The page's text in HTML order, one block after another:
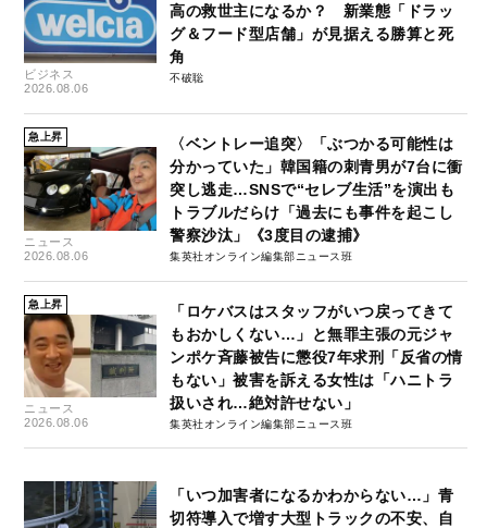
ビジネス
2026.08.06
高の救世主になるか？ 新業態「ドラッ
グ＆フード型店舗」が見据える勝算と死
角
不破聡
急上昇
ニュース
2026.08.06
〈ベントレー追突〉「ぶつかる可能性は
分かっていた」韓国籍の刺青男が7台に衝
突し逃走…SNSで“セレブ生活”を演出も
トラブルだらけ「過去にも事件を起こし
警察沙汰」《3度目の逮捕》
集英社オンライン編集部ニュース班
急上昇
ニュース
2026.08.06
「ロケバスはスタッフがいつ戻ってきて
もおかしくない…」と無罪主張の元ジャ
ンポケ斉藤被告に懲役7年求刑「反省の情
もない」被害を訴える女性は「ハニトラ
扱いされ…絶対許せない」
集英社オンライン編集部ニュース班
「いつ加害者になるかわからない…」青
切符導入で増す大型トラックの不安、自